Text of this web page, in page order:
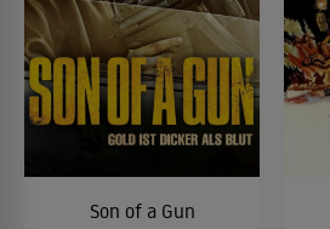
Son of a Gun